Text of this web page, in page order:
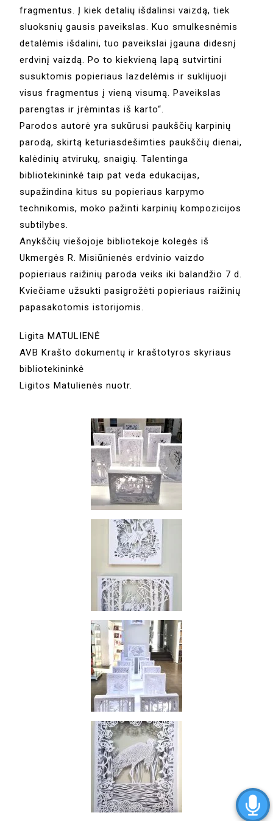
fragmentus. Į kiek detalių išdalinsi vaizdą, tiek
sluoksnių gausis paveikslas. Kuo smulkesnėmis
detalėmis išdalini, tuo paveikslai įgauna didesnį
erdvinį vaizdą. Po to kiekvieną lapą sutvirtini
susuktomis popieriaus lazdelėmis ir suklijuoji
visus fragmentus į vieną visumą. Paveikslas
parengtas ir įrėmintas iš karto“.
Parodos autorė yra sukūrusi paukščių karpinių
parodą, skirtą keturiasdešimties paukščių dienai,
kalėdinių atvirukų, snaigių. Talentinga
bibliotekininkė taip pat veda edukacijas,
supažindina kitus su popieriaus karpymo
technikomis, moko pažinti karpinių kompozicijos
subtilybes.
Anykščių viešojoje bibliotekoje kolegės iš
Ukmergės R. Misiūnienės erdvinio vaizdo
popieriaus raižinių paroda veiks iki balandžio 7 d.
Kviečiame užsukti pasigrožėti popieriaus raižinių
papasakotomis istorijomis.
Ligita MATULIENĖ
AVB Krašto dokumentų ir kraštotyros skyriaus
bibliotekininkė
Ligitos Matulienės nuotr.